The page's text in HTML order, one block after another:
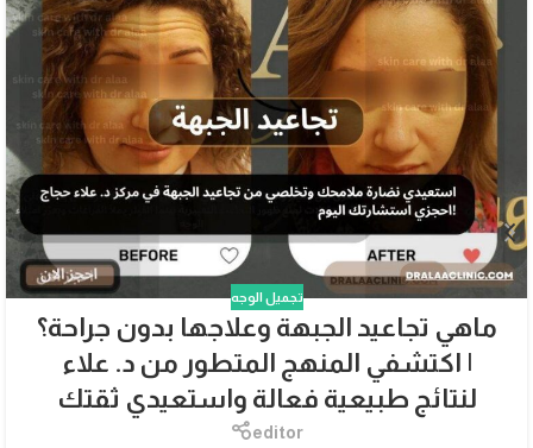
تجميل الوجه
ماهي تجاعيد الجبهة وعلاجها بدون جراحة؟
| اكتشفي المنهج المتطور من د. علاء
لنتائج طبيعية فعالة واستعيدي ثقتك
editor